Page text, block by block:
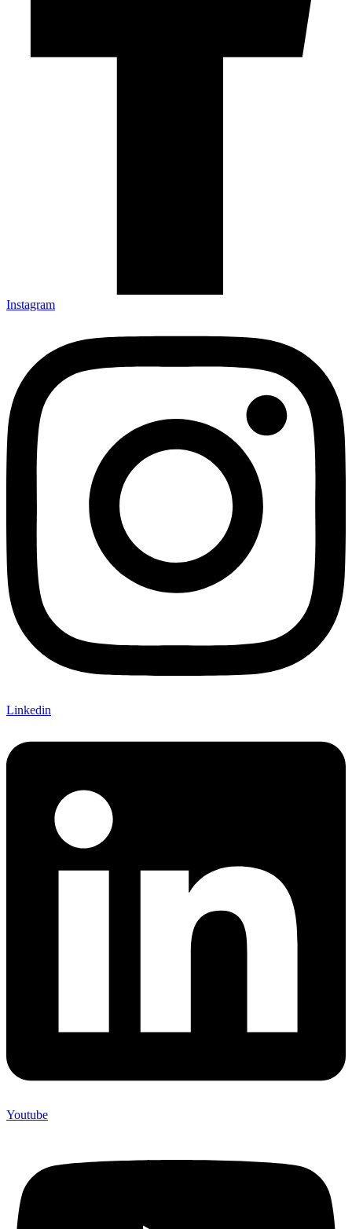
Instagram
Linkedin
Youtube